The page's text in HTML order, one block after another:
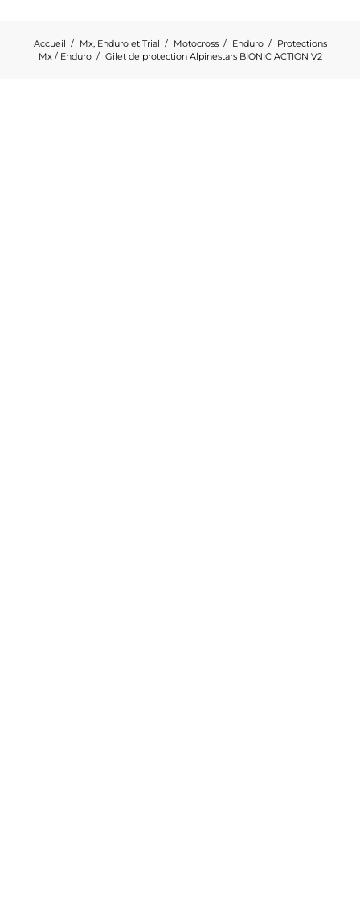
Accueil Mx, Enduro et Trial Motocross Enduro
Protections
Mx / Enduro
Gilet de protection Alpinestars BIONIC ACTION V2